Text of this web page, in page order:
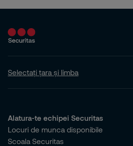
Escorta
Evenimente
MySecuritas
Selectați țara și limba
Alatura-te echipei Securitas
Locuri de munca disponibile
Scoala Securitas